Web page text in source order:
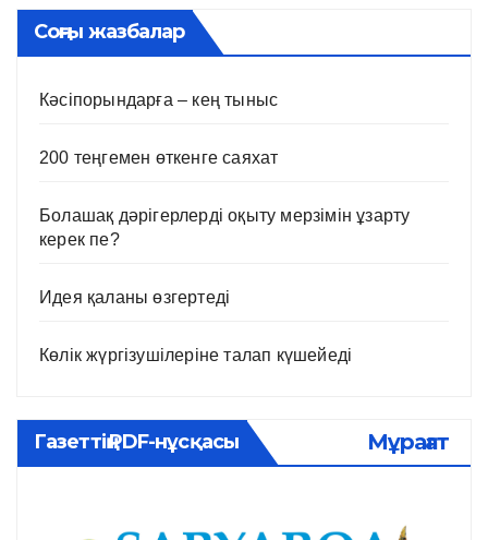
Соңғы жазбалар
Кәсіпорындарға – кең тыныс
200 теңгемен өткенге саяхат
Болашақ дәрігерлерді оқыту мерзімін ұзарту
керек пе?
Идея қаланы өзгертеді
Көлік жүргізушілеріне талап күшейеді
Газеттің PDF-нұсқасы Мұрағат